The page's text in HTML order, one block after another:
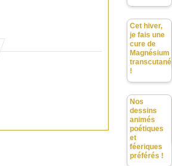
Cet hiver,
je fais une
cure de
Magnésium
transcutané
!
Nos
dessins
animés
poétiques
et
féeriques
préférés !